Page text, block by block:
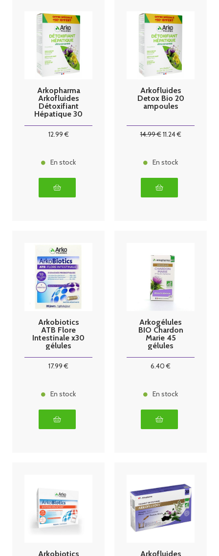
Arkopharma
Arkofluides
Détoxifiant
Hépatique 30
12.99€
En stock
Arkofluides
Detox Bio 20
ampoules
14.99€11.24€
En stock
Arkobiotics
ATB Flore
Intestinale x30
gélules
17.99 €
En stock
Arkogélules
BIO Chardon
Marie 45
gélules
6.40 €
En stock
Arkobiotics Arkofluides